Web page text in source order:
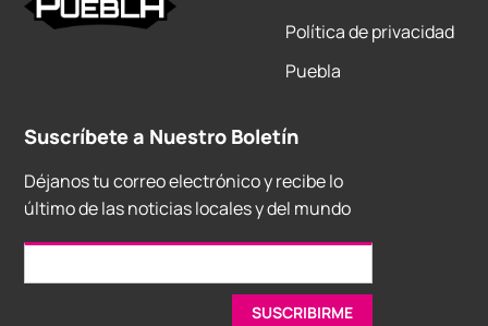
Política de privacidad
Puebla
Suscríbete a Nuestro Boletín
Déjanos tu correo electrónico y recibe lo
último de las noticias locales y del mundo